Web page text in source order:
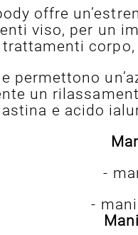
offre
viso, per un
trattamenti
permettono
un
e acido
-
-